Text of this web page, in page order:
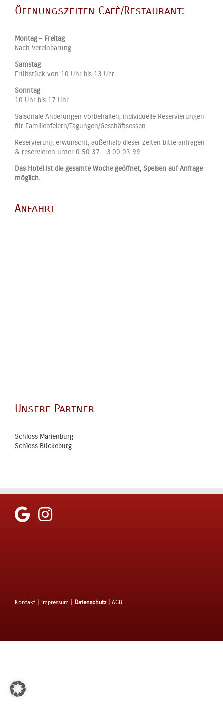
Öffnungszeiten Cafè/Restaurant:
Montag – Freitag
Nach Vereinbarung
Samstag
Frühstück von 10 Uhr bis 13 Uhr
Sonntag
10 Uhr bis 17 Uhr
Saisonale Änderungen vorbehalten, individuelle Reservierungen
für Familienfeiern/Tagungen/Geschäftsessen
Reservierung erwünscht, außerhalb dieser Zeiten bitte anfragen
& reservieren unter 0 50 37 – 3 00 03 99
Das Hotel ist die gesamte Woche geöffnet, Speisen auf Anfrage
möglich.
Anfahrt
Unsere Partner
Schloss Marienburg
Schloss Bückeburg
Kontakt Impressum Datenschutz| AGB